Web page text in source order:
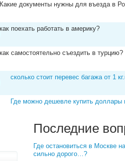
Какие документы нужны для въезда в
как поехать работать в америку?
как самостоятельно съездить в турцию?
сколько стоит перевес багажа от 1
Где можно дешевле купить доллары
Последние
Где остановиться в Москве
сильно дорого…?